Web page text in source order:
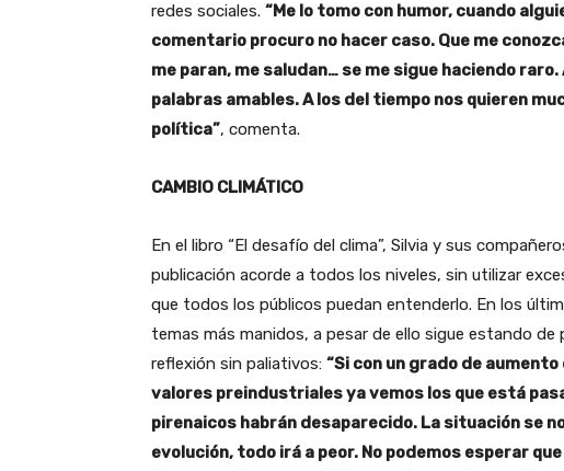
redes sociales. “Me lo tomo con humor, cuando
comentario procuro no hacer caso. Que me
me paran, me saludan… se me sigue haciendo
palabras amables. A los del tiempo nos quieren
política”, comenta.
CAMBIO CLIMÁTICO
En el libro “El desafío del clima”, Silvia y sus
publicación acorde a todos los niveles, sin utilizar
que todos los públicos puedan entenderlo. En los
temas más manidos, a pesar de ello sigue estando de
reflexión sin paliativos: “Si con un grado de
valores preindustriales ya vemos los que está
pirenaicos habrán desaparecido. La situación se
evolución, todo irá a peor. No podemos esperar